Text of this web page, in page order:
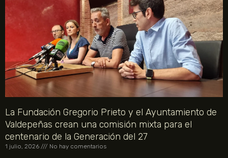
La Fundación Gregorio Prieto y el Ayuntamiento de
Valdepeñas crean una comisión mixta para el
centenario de la Generación del 27
1 julio, 2026 No hay comentarios